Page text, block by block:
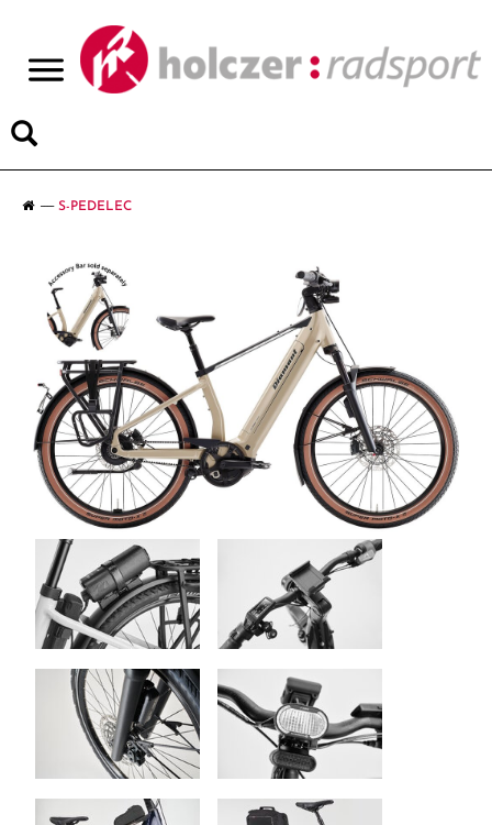
S-PEDELEC